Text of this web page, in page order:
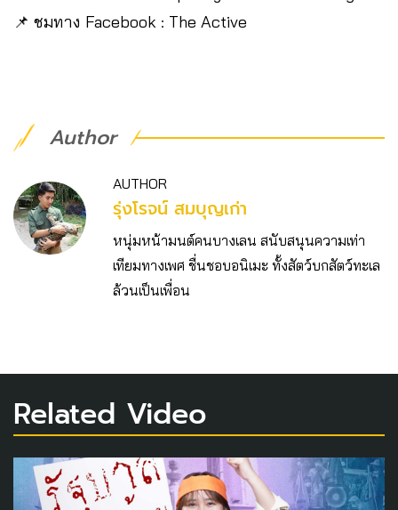
📌 ชมทาง Facebook : The Active
Author
AUTHOR
รุ่งโรจน์ สมบุญเก่า
หนุ่มหน้ามนต์คนบางเลน สนับสนุนความเท่า
เทียมทางเพศ ชื่นชอบอนิเมะ ทั้งสัตว์บกสัตว์ทะเล
ล้วนเป็นเพื่อน
Related Video